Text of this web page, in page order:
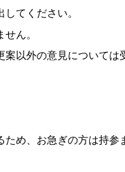
てください。
ん。
以外の意見については
め、お急ぎの方は持参